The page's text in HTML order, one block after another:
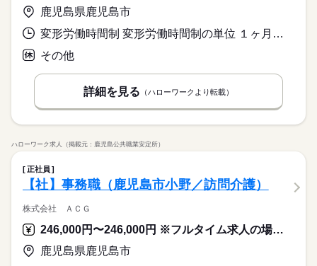
鹿児島県鹿児島市
変形労働時間制 変形労働時間制の単位 １ヶ月単位 就業時間１ 9時00分〜18時00分 就業時間に関する特記事項 ＊所定の労働日・休日・始業終業時刻は勤務シフト表により決定し
その他
詳細を見る （ハローワークより転載）
ハローワーク求人（掲載元：鹿児島公共職業安定所）
正社員
【社】事務職（鹿児島市小野／訪問介護）
株式会社 ＡＣＧ
246,000円〜246,000円 ※フルタイム求人の場合は月額（換算額）、パート求人の場合は時間額を表示しています。
鹿児島県鹿児島市